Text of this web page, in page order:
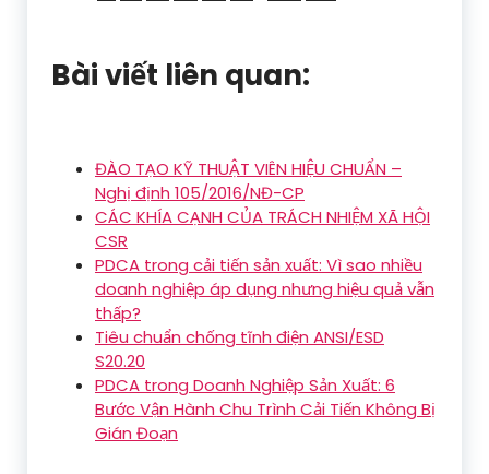
Bài viết liên quan:
ĐÀO TẠO KỸ THUẬT VIÊN HIỆU CHUẨN –
Nghị định 105/2016/NĐ-CP
CÁC KHÍA CẠNH CỦA TRÁCH NHIỆM XÃ HỘI
CSR
PDCA trong cải tiến sản xuất: Vì sao nhiều
doanh nghiệp áp dụng nhưng hiệu quả vẫn
thấp?
Tiêu chuẩn chống tĩnh điện ANSI/ESD
S20.20
PDCA trong Doanh Nghiệp Sản Xuất: 6
Bước Vận Hành Chu Trình Cải Tiến Không Bị
Gián Đoạn